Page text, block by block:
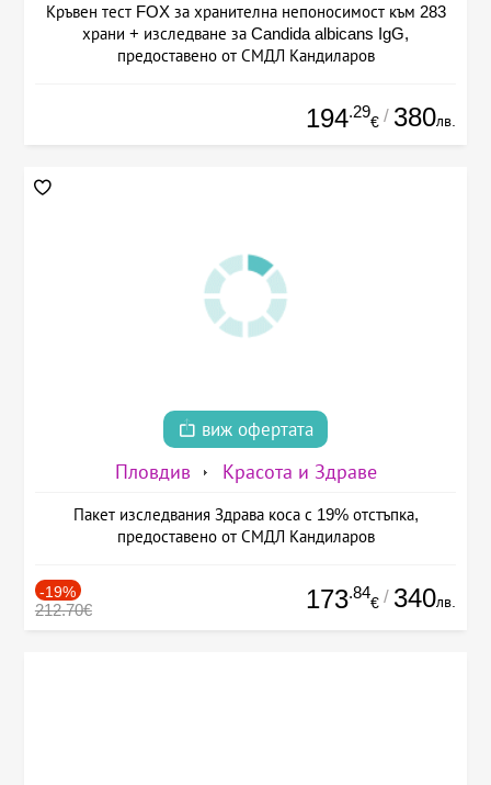
Кръвен тест FOX за хранителна непоносимост към 283
храни + изследване за Candida albicans IgG,
предоставено от СМДЛ Кандиларов
194.29
€ / 380лв.
виж офертата
Пловдив Красота и Здраве
Пакет изследвания Здрава коса с 19% отстъпка,
предоставено от СМДЛ Кандиларов
-19%
212.70€ 173.84
€ / 340лв.